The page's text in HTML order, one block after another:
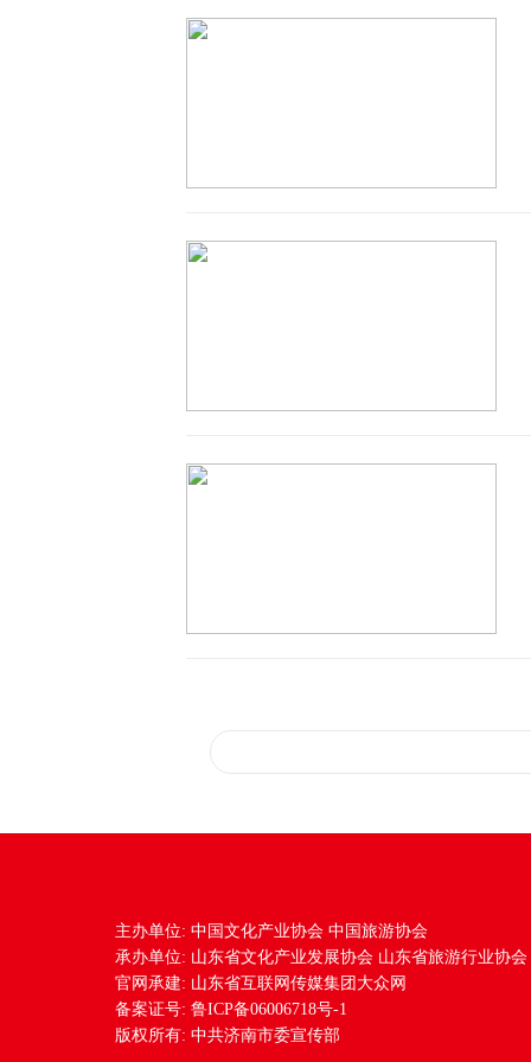
主办单位: 中国文化产业协会 中国旅游协会
承办单位: 山东省文化产业发展协会 山东省旅游行业协会
官网承建: 山东省互联网传媒集团大众网
备案证号: 鲁ICP备06006718号-1
版权所有: 中共济南市委宣传部